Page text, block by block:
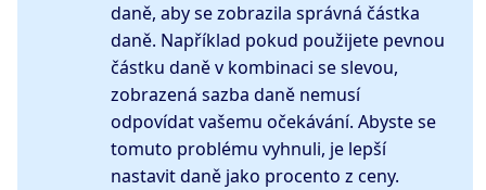
daně, aby se zobrazila správná částka
daně. Například pokud použijete pevnou
částku daně v kombinaci se slevou,
zobrazená sazba daně nemusí
odpovídat vašemu očekávání. Abyste se
tomuto problému vyhnuli, je lepší
nastavit daně jako procento z ceny.